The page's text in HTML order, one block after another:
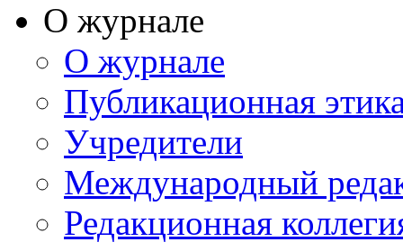
О журнале
О журнале
Публикационная
Учредители
Международный
Редакционная